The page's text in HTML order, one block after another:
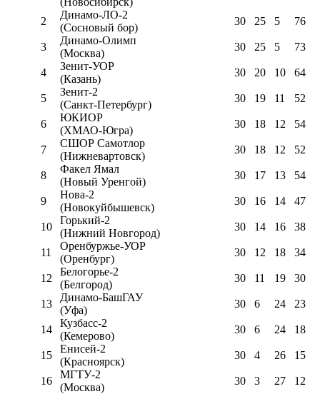
2
Динамо-ЛО-2
(Сосновый бор)
30 25 5 76
3
Динамо-Олимп
(Москва)
30 25 5 73
4
Зенит-УОР
(Казань)
30 20 10 64
5
Зенит-2
(Санкт-Петербург)
30 19 11 52
6
ЮКИОР
(ХМАО-Югра)
30 18 12 54
7
СШОР Самотлор
(Нижневартовск)
30 18 12 52
8
Факел Ямал
(Новый Уренгой)
30 17 13 54
9
Нова-2
(Новокуйбышевск)
30 16 14 47
10
Горький-2
(Нижний Новгород)
30 14 16 38
11
Оренбуржье-УОР
(Оренбург)
30 12 18 34
12
Белогорье-2
(Белгород)
30 11 19 30
13
Динамо-БашГАУ
(Уфа)
30 6 24 23
14
Кузбасс-2
(Кемерово)
30 6 24 18
15
Енисей-2
(Красноярск)
30 4 26 15
16
МГТУ-2
(Москва)
30 3 27 12